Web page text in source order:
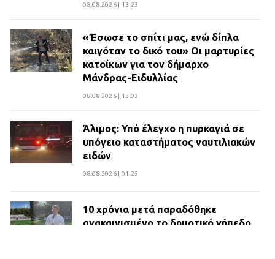
08.08.2026 | 13:23
«Έσωσε το σπίτι μας, ενώ δίπλα
καιγόταν το δικό του» Οι μαρτυρίες
κατοίκων για τον δήμαρχο
Μάνδρας-Ειδυλλίας
08.08.2026 | 13:03
Άλιμος: Υπό έλεγχο η πυρκαγιά σε
υπόγειο καταστήματος ναυτιλιακών
ειδών
08.08.2026 | 01:25
10 χρόνια μετά παραδόθηκε
ανακαινισμένο το δημοτικό γήπεδο